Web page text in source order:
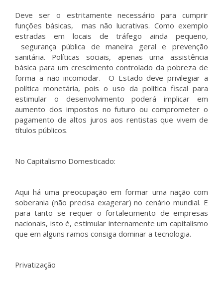
Deve ser o estritamente necessário para cumprir
funções básicas, mas não lucrativas. Como exemplo
estradas em locais de tráfego ainda pequeno,
segurança pública de maneira geral e prevenção
sanitária. Políticas sociais, apenas uma assistência
básica para um crescimento controlado da pobreza de
forma a não incomodar. O Estado deve privilegiar a
política monetária, pois o uso da política fiscal para
estimular o desenvolvimento poderá implicar em
aumento dos impostos no futuro ou comprometer o
pagamento de altos juros aos rentistas que vivem de
títulos públicos.
No Capitalismo Domesticado:
Aqui há uma preocupação em formar uma nação com
soberania (não precisa exagerar) no cenário mundial. E
para tanto se requer o fortalecimento de empresas
nacionais, isto é, estimular internamente um capitalismo
que em alguns ramos consiga dominar a tecnologia.
Privatização